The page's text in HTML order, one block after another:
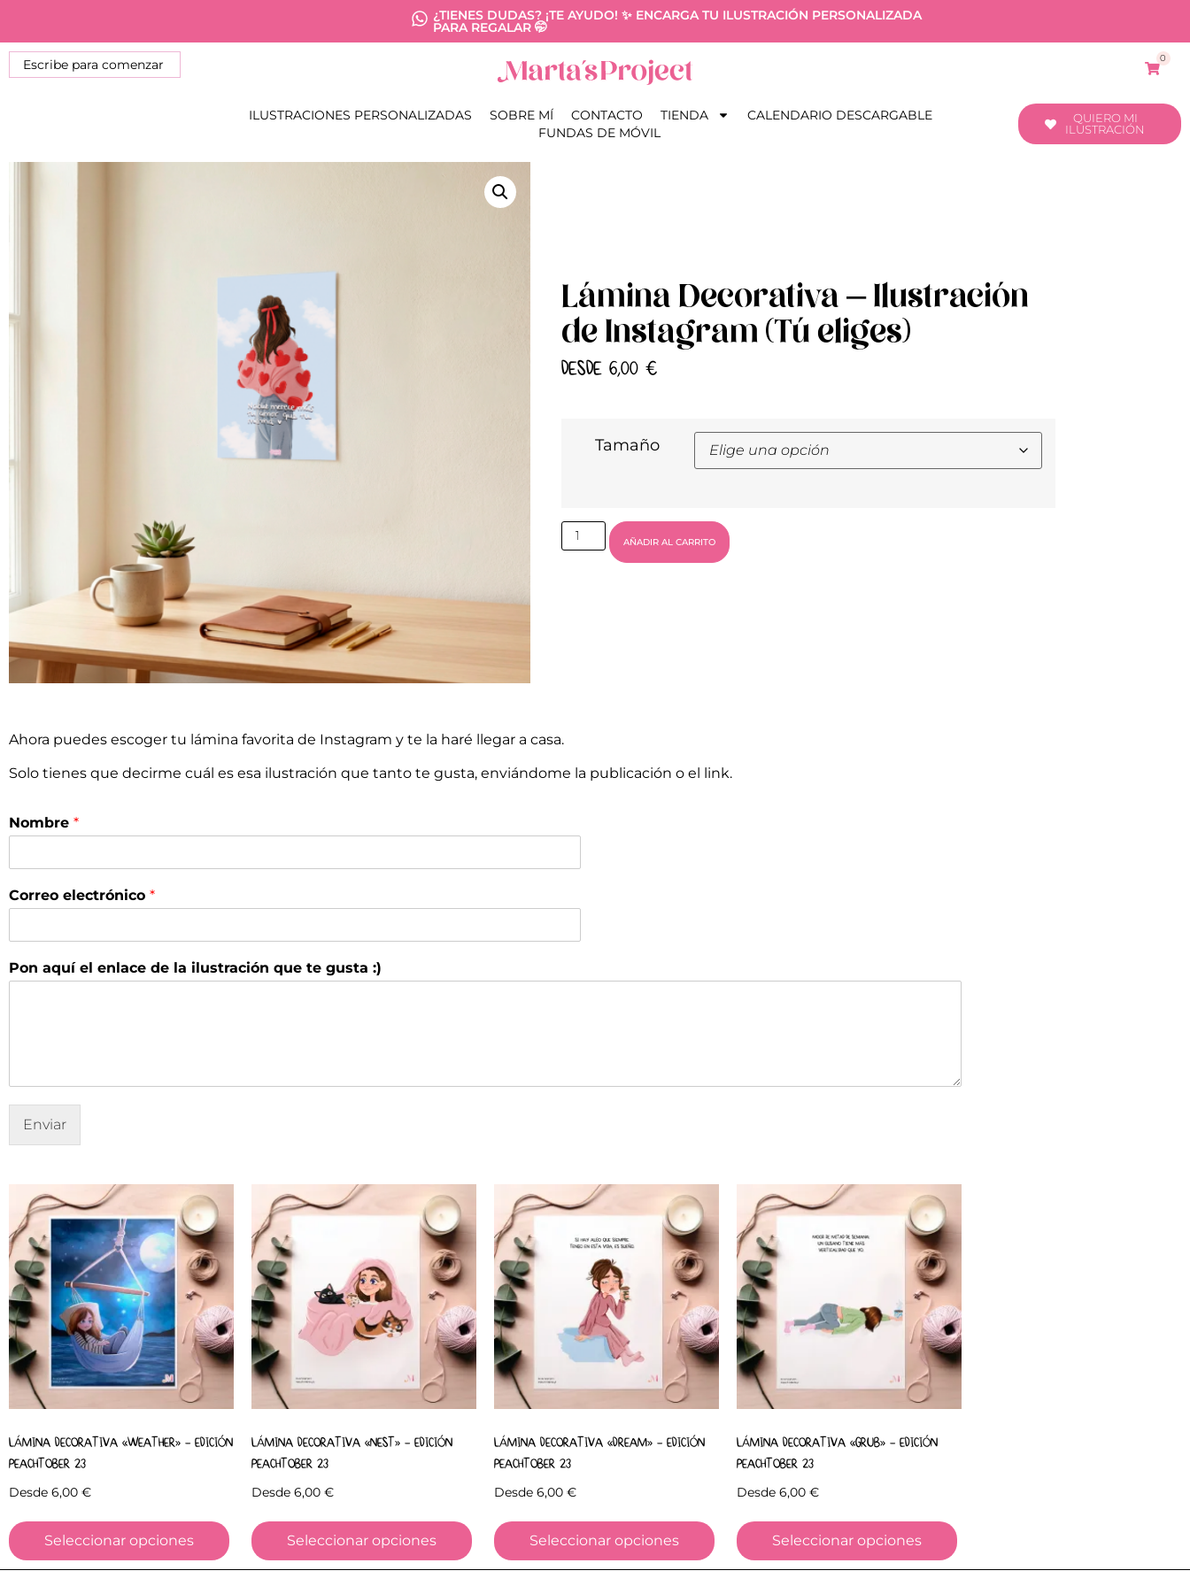
¿TIENES DUDAS? ¡TE AYUDO! ✨ ENCARGA TU ILUSTRACIÓN PERSONALIZADA
PARA REGALAR 🤭
0
ILUSTRACIONES PERSONALIZADAS SOBRE MÍ CONTACTO TIENDA
CALENDARIO DESCARGABLE
FUNDAS DE MÓVIL
QUIERO MI
ILUSTRACIÓN
Lámina Decorativa – Ilustración
de Instagram (Tú eliges)
DESDE 6,00 €
Tamaño
AÑADIR AL CARRITO
Ahora puedes escoger tu lámina favorita de Instagram y te la haré llegar a casa.
Solo tienes que decirme cuál es esa ilustración que tanto te gusta, enviándome la publicación o el link.
a
q
í
l
s
r
Nombre *
Correo electrónico *
Pon aquí el enlace de la ilustración que te gusta :)
Enviar
LÁMINA DECORATIVA «WEATHER» – EDICIÓN
PEACHTOBER 23
Desde 6,00 €
Seleccionar opciones
LÁMINA DECORATIVA «NEST» – EDICIÓN
PEACHTOBER 23
Desde 6,00 €
Seleccionar opciones
LÁMINA DECORATIVA «DREAM» – EDICIÓN
PEACHTOBER 23
Desde 6,00 €
Seleccionar opciones
LÁMINA DECORATIVA «GRUB» – EDICIÓN
PEACHTOBER 23
Desde 6,00 €
Seleccionar opciones